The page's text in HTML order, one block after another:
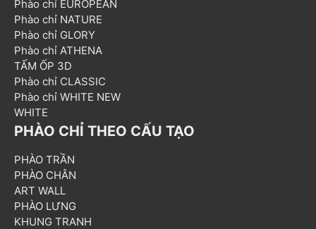
Phào chỉ EUROPEAN
Phào chỉ NATURE
Phào chỉ GLORY
Phào chỉ ATHENA
TẤM ỐP 3D
Phào chỉ CLASSIC
Phào chỉ WHITE NEW
WHITE
PHÀO CHỈ THEO CẤU TẠO
PHÀO TRẦN
PHÀO CHÂN
ART WALL
PHÀO LƯNG
KHUNG TRANH